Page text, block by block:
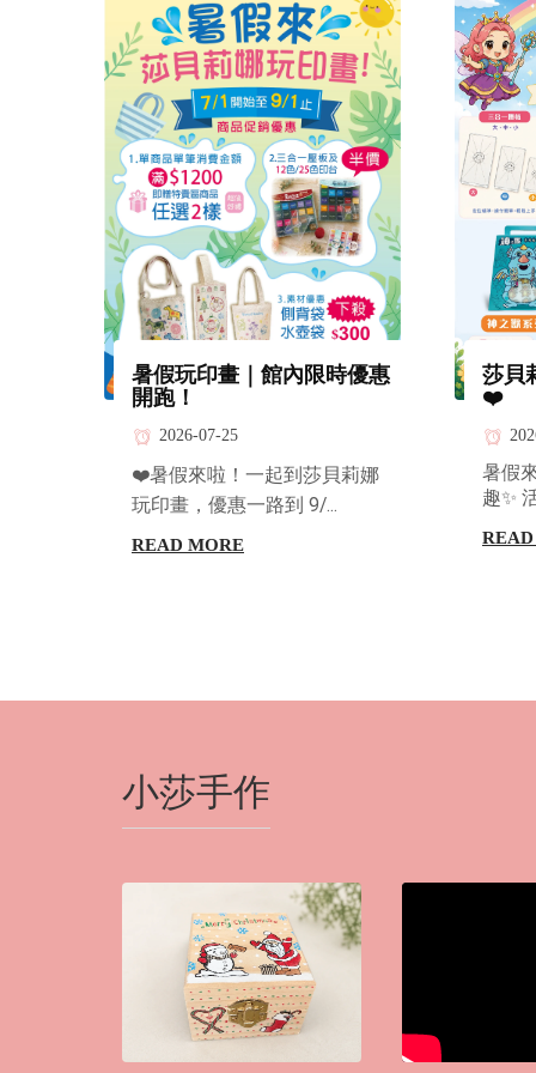
暑假玩印畫｜館內限時優惠
開跑！
2026-07-25
❤️暑假來啦！一起到莎貝莉娜
玩印畫，優惠一路到 9/...
READ MORE
莎貝
❤️
暑假
趣✨
小莎手作